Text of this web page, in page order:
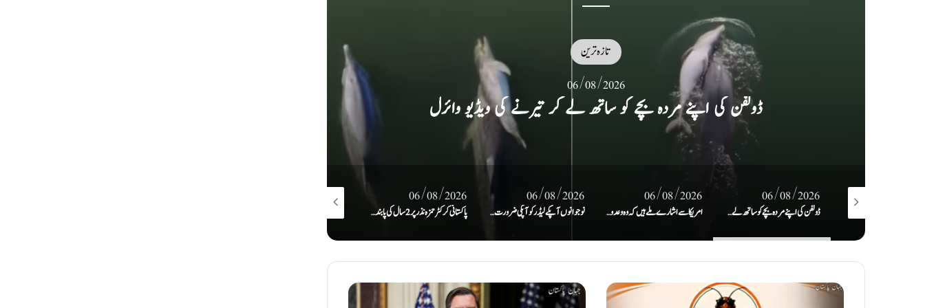
تازہ ترین
06/08/2026
امریکا سے اشارے ملے ہیں کہ وہ وعدوں پر پھر سے عمل کیلئے تیار ہے: ایران
06/08/2026
امریکا سے اشارے ملے ہیں کہ وہ وعدوں پر پھر سے عمل کیلئے تیار ہے: ایران
06/08/2026
نوجوانوں آپکے لیڈر کو آپکی ضرورت ہے، 27 ستمبر کو اسلام آباد کا رخ کریں گے: سہیل آفریدی کا اعلان
06/08/2026
پاکستانی کرکٹر حمزہ نذر پر 2 سال کی پابندی اور 10 لاکھ روپےکا جرمانہ عائد
06/08/2026
پٹرولیم مصنوعات کی قیمتوں میں اضافے اور لیوی ٹیکس کے خلاف جماعتِ اسلامی کا ملک گیر احتجاج
06/08/2026